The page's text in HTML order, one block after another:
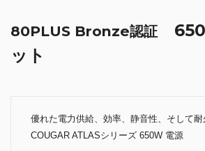
80PLUS Bronze認証
ット
優れた電力供給、効率、静音性、そして
COUGAR ATLASシリーズ 650W 電源